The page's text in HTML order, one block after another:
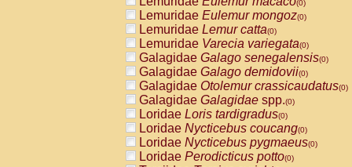
CebidaeSaimiri sciureus(0)
AtelidaeAlouatta caraya(0)
AtelidaeAlouatta fusca(0)
AtelidaeAlouatta seniculus(0)
AtelidaeAlouattaspp.(0)
AtelidaeAteles belzebuth(0)
AtelidaeAteles geoffroyi(0)
AtelidaeAteles paniscus(0)
AtelidaeAtelesspp.(0)
AtelidaeLagothrix lagothricha(0)
AtelidaeLagothrix lagothricha cana
PitheciidaeCacajao calvus
(0)
Lemuridae Eulemur mongoz(0)
Lemuridae Lemur catta(0)
Lemuridae Varecia variegata(0)
Galagidae Galago senegalensis(0)
Galagidae Galago demidovii(0)
Galagidae Otolemur crassicaudatus(0)
Galagidae Galagidae spp.(0)
Loridae Loris tardigradus(0)
Loridae Nycticebus coucang(0)
Loridae Nycticebus pygmaeus(0)
Loridae Perodicticus potto(0)